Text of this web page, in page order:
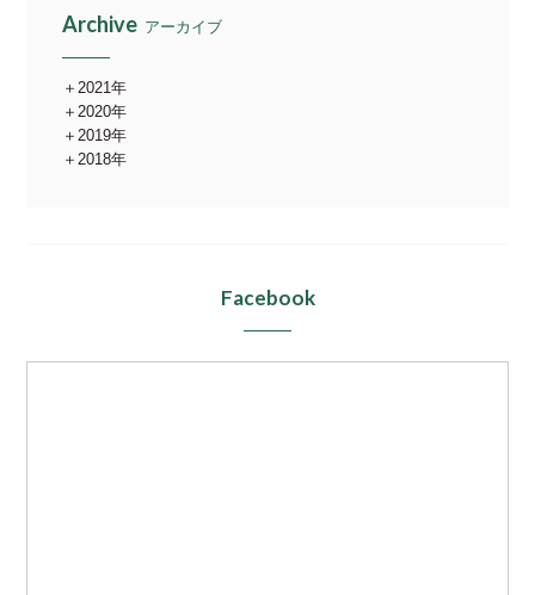
Archive アーカイブ
2021年
2020年
2019年
2018年
Facebook